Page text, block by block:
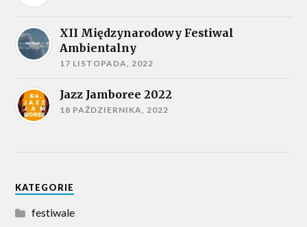
XII Międzynarodowy Festiwal
Ambientalny
17 LISTOPADA, 2022
Jazz Jamboree 2022
18 PAŹDZIERNIKA, 2022
KATEGORIE
festiwale